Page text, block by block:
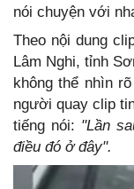
nói chuyện với
Theo nội dung
Lâm Nghi, tỉnh
không thể nhìn
người quay clip
tiếng nói: "Lần
điều đó ở đây".